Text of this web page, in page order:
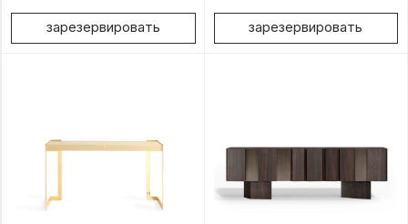
зарезервировать зарезервировать